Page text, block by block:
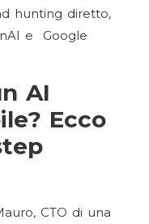
hunting diretto,
e Google
AI
Ecco
CTO di una